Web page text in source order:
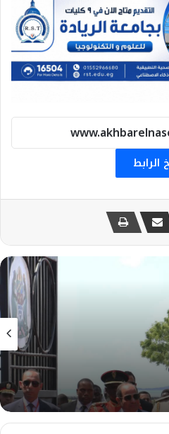
الرابط
دار السلام.. مصر تكتب
في قلب افريقيا